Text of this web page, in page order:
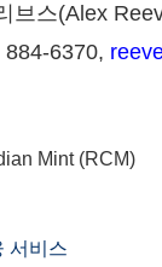
브스(Alex
6370,
Mint (RCM)
서비스